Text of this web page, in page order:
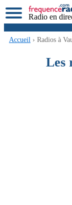
Radio en
Accueil › Radios à
Les